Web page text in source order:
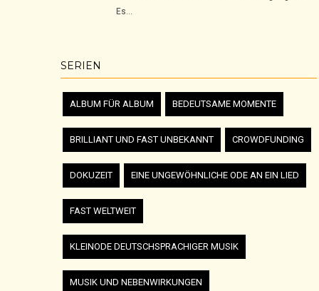
Es...
SERIEN
ALBUM FÜR ALBUM BEDEUTSAME MOMENTE
BRILLIANT UND FAST UNBEKANNT CROWDFUNDING
DOKUZEIT EINE UNGEWÖHNLICHE ODE AN EIN LIED
FAST WELTWEIT
KLEINODE DEUTSCHSPRACHIGER MUSIK
MUSIK UND NEBENWIRKUNGEN